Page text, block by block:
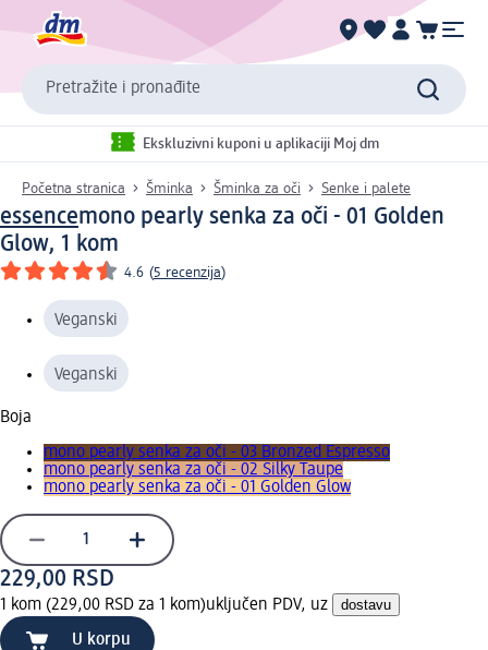
Pretražite i pronađite
Ekskluzivni kuponi u aplikaciji Moj dm
Početna stranica Šminka Šminka za oči Senke i palete
essencemono pearly senka za oči - 01 Golden
Glow, 1 kom
4.6 (5 recenzija)
Veganski
Veganski
Boja
mono pearly senka za oči - 03 Bronzed Espresso
mono pearly senka za oči - 02 Silky Taupe
mono pearly senka za oči - 01 Golden Glow
229,00 RSD
1 kom (229,00 RSD za 1 kom)uključen PDV, uz dostavu
U korpu